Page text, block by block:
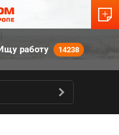
работу 14238